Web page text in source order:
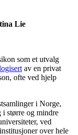
Lie
som et utvalg
av en privat
ofte ved hjelp
i Norge,
i større og mindre
ved
over hele